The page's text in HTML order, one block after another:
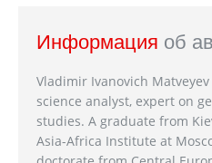
Информация об
Vladimir Ivanovich
science analyst, expert on
studies. A graduate from
Asia-Africa Institute at